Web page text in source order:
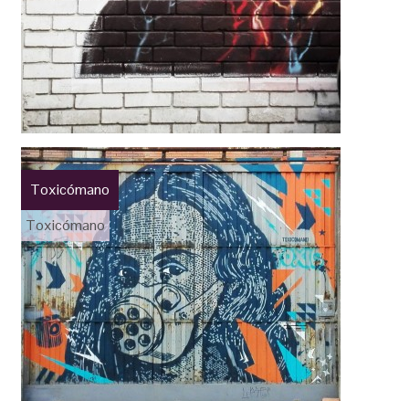
Toxicómano
Toxicómano